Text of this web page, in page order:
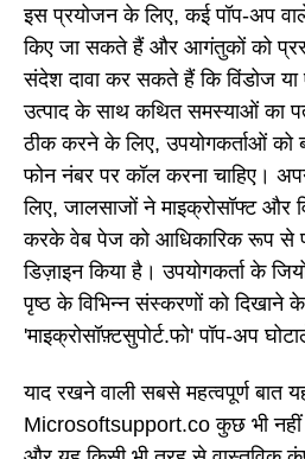
इस प्रयोजन के लिए, कई पॉप-अप
किए जा सकते हैं और आगंतुकों को
संदेश दावा कर सकते हैं कि विंडोज
उत्पाद के साथ कथित समस्याओं का
ठीक करने के लिए, उपयोगकर्ताओं
फोन नंबर पर कॉल करना चाहिए।
लिए, जालसाजों ने माइक्रोसॉफ्ट और
करके वेब पेज को आधिकारिक रूप से
डिज़ाइन किया है। उपयोगकर्ता के
पृष्ठ के विभिन्न संस्करणों को दिखाने
'माइक्रोसॉफ़्टसुपोर्ट.फो' पॉप-अप
याद रखने वाली सबसे महत्वपूर्ण बात
Microsoftsupport.co कुछ भी नहीं